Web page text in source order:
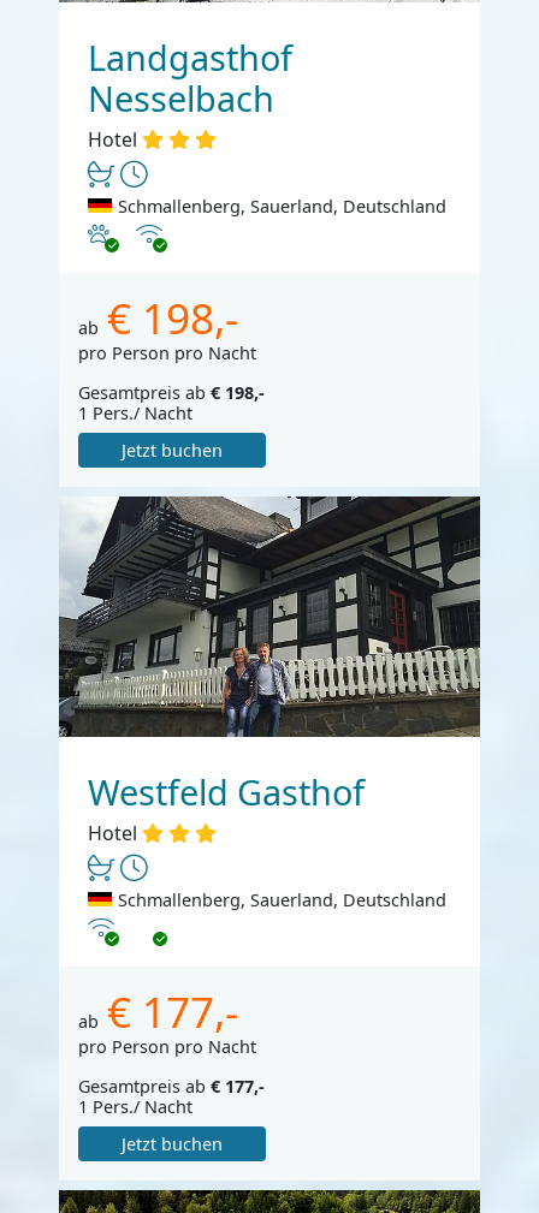
Landgasthof
Nesselbach
Hotel
Schmallenberg, Sauerland, Deutschland
Haustiere erlaubt
Internet
ab € 198,-
pro Person pro Nacht
Gesamtpreis ab € 198,-
1 Pers./ Nacht
Jetzt buchen
Westfeld Gasthof
Hotel
Schmallenberg, Sauerland, Deutschland
Internet
ab € 177,-
pro Person pro Nacht
Gesamtpreis ab € 177,-
1 Pers./ Nacht
Jetzt buchen